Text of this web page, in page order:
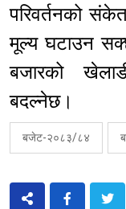
परिवर्तनको
मूल्य घटाउन
बजारको
बदल्नेछ।
बजेट-२०८३/८४